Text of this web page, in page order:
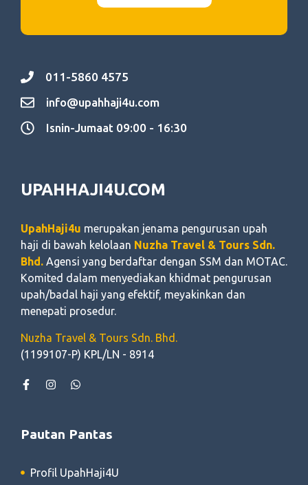
011-5860 4575
info@upahhaji4u.com
Isnin-Jumaat 09:00 - 16:30
UPAHHAJI4U.COM
UpahHaji4u merupakan jenama pengurusan upah
haji di bawah kelolaan Nuzha Travel & Tours Sdn.
Bhd. Agensi yang berdaftar dengan SSM dan MOTAC.
Komited dalam menyediakan khidmat pengurusan
upah/badal haji yang efektif, meyakinkan dan
menepati prosedur.
Nuzha Travel & Tours Sdn. Bhd.
(1199107-P) KPL/LN - 8914
Pautan Pantas
Profil UpahHaji4U